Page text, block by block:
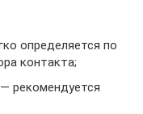
определяется по
контакта;
рекомендуется